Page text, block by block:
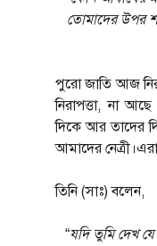
তোমাদের উপর
পুরো জাতি আজ
নিরাপত্তা, না
দিকে আর তাদের
আমাদের
তিনি (সাঃ) বলেন,
“যদি তুমি দেখ